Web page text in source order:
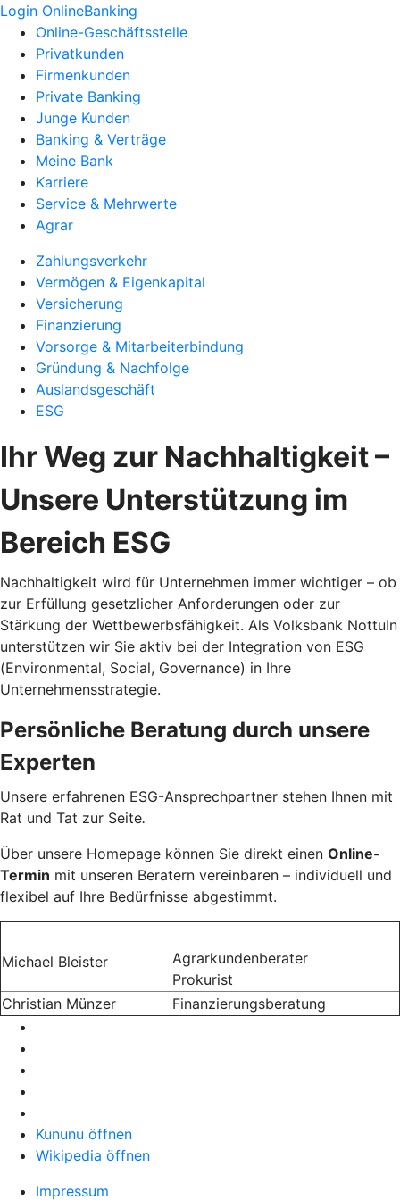
Login OnlineBanking
Online-Geschäftsstelle
Privatkunden
Firmenkunden
Private Banking
Junge Kunden
Banking & Verträge
Meine Bank
Karriere
Service & Mehrwerte
Agrar
Zahlungsverkehr
Vermögen & Eigenkapital
Versicherung
Finanzierung
Vorsorge & Mitarbeiterbindung
Gründung & Nachfolge
Auslandsgeschäft
ESG
Ihr Weg zur Nachhaltigkeit –
Unsere Unterstützung im
Bereich ESG
Nachhaltigkeit wird für Unternehmen immer wichtiger – ob
zur Erfüllung gesetzlicher Anforderungen oder zur
Stärkung der Wettbewerbsfähigkeit. Als Volksbank Nottuln
unterstützen wir Sie aktiv bei der Integration von ESG
(Environmental, Social, Governance) in Ihre
Unternehmensstrategie.
Persönliche Beratung durch unsere
Experten
Unsere erfahrenen ESG-Ansprechpartner stehen Ihnen mit
Rat und Tat zur Seite.
Über unsere Homepage können Sie direkt einen Online-
Termin mit unseren Beratern vereinbaren – individuell und
flexibel auf Ihre Bedürfnisse abgestimmt.
Michael Bleister
Agrarkundenberater
Prokurist
Christian Münzer
Finanzierungsberatung
Kununu öffnen
Wikipedia öffnen
Impressum